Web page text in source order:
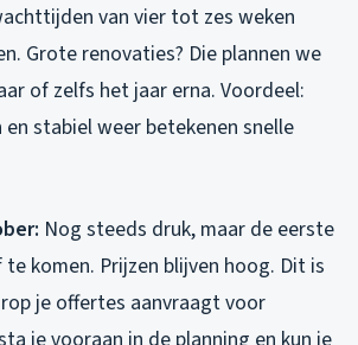
van vier tot zes weken
Grote renovaties? Die plannen we
of zelfs het jaar erna. Voordeel:
stabiel weer betekenen snelle
Nog steeds druk, maar de eerste
komen. Prijzen blijven hoog. Dit is
je offertes aanvraagt voor